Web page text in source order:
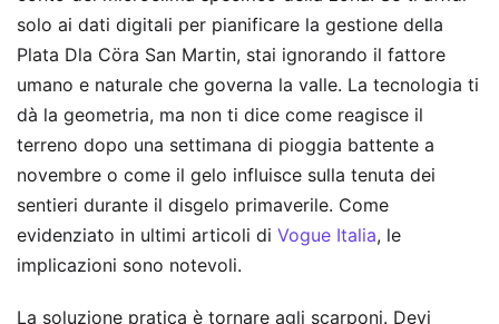
solo ai dati digitali per pianificare la gestione della
Plata Dla Cöra San Martin, stai ignorando il fattore
umano e naturale che governa la valle. La tecnologia ti
dà la geometria, ma non ti dice come reagisce il
terreno dopo una settimana di pioggia battente a
novembre o come il gelo influisce sulla tenuta dei
sentieri durante il disgelo primaverile. Come
evidenziato in ultimi articoli di Vogue Italia, le
implicazioni sono notevoli.
La soluzione pratica è tornare agli scarponi. Devi